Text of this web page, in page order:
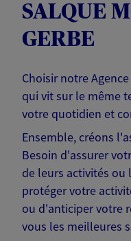
SALQUE
GERBE
Choisir notre
qui vit sur le même
votre quotidien et
Ensemble, créons
Besoin d'assurer
de leurs activités
protéger votre
ou d'anticiper votre
vous les meilleures